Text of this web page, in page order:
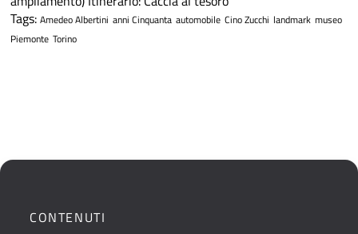
Tags: Amedeo Albertini anni Cinquanta automobile Cino Zucchi landmark museo
Piemonte Torino
CONTENUTI